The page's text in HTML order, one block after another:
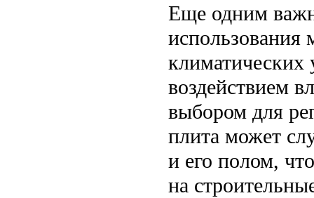
Еще одним
климатических
воздействием
выбором для
плита может
и его полом,
на